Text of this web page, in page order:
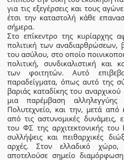
για τις εξεγέρσεις και τους
έτσι την καταστολή κάθε
σήμερα.
Στο επίκεντρο της κυρίαρχης
πολιτική των αναδιαρθρώσεων,
του ασύλου, στο οποίο
πολιτική, συνδικαλιστική και
των φοιτητών. Αυτό
παραδείγματα, όπως αυτό της
βαριάς καταδίκης του
μια παρέμβαση
Πολυτεχνείο, και την, μετά
από τις αστυνομικές δυνάμεις,
του ΦΣ της αρχιτεκτονικής
συλλήψεις και πειθαρχικές
αρχές. Στον ελλαδικό χώρο,
αποτελούσε σημείο